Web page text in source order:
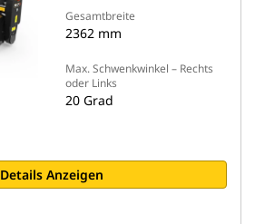
Gesamtbreite
2362 mm
Max. Schwenkwinkel – Rechts
oder Links
20 Grad
Details Anzeigen